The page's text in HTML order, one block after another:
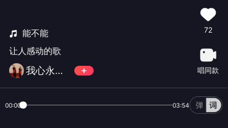
能不能
让人感动的歌
我心永恒844
72
唱同款
00:00 03:54